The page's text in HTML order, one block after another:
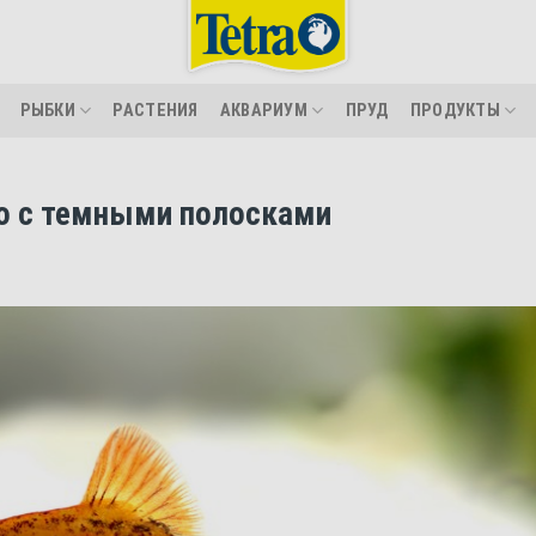
РЫБКИ РАСТЕНИЯ АКВАРИУМ ПРУД ПРОДУКТЫ
с темными полосками